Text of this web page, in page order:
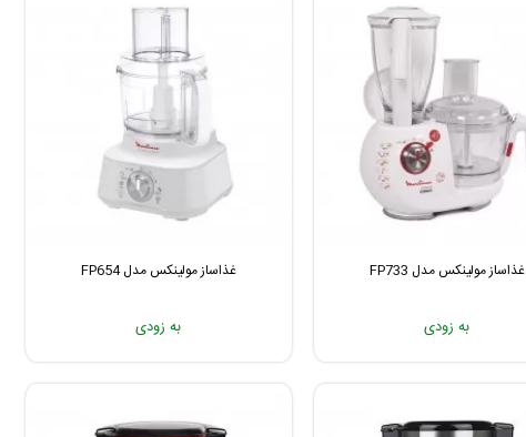
غذاساز مولینکس مدل FP733
به زودی
غذاساز مولینکس مدل FP654
به زودی